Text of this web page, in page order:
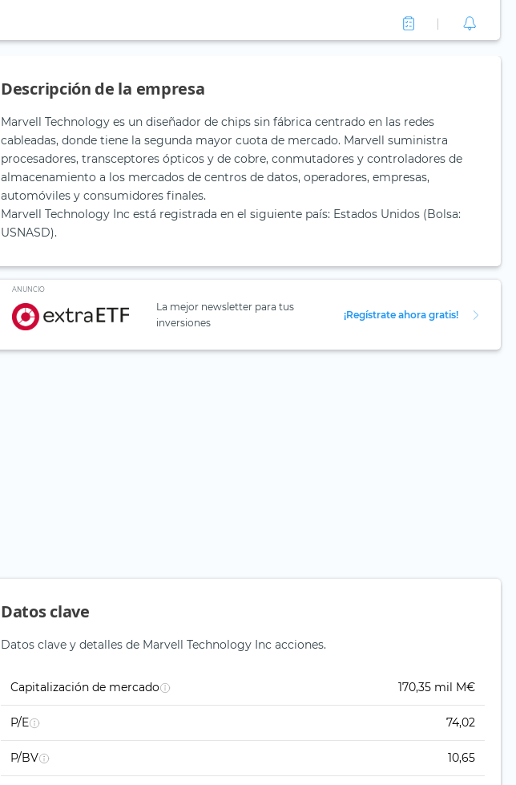
Descripción de la empresa
Marvell Technology es un diseñador de chips sin fábrica centrado en las redes
cableadas, donde tiene la segunda mayor cuota de mercado. Marvell suministra
procesadores, transceptores ópticos y de cobre, conmutadores y controladores de
almacenamiento a los mercados de centros de datos, operadores, empresas,
automóviles y consumidores finales.
Marvell Technology Inc está registrada en el siguiente país: Estados Unidos (Bolsa:
USNASD).
ANUNCIO
La mejor newsletter para tus
inversiones
¡Regístrate ahora gratis!
Datos clave
Datos clave y detalles de Marvell Technology Inc acciones.
Capitalización de mercado 170,35 mil M€
P/E 74,02
P/BV 10,65